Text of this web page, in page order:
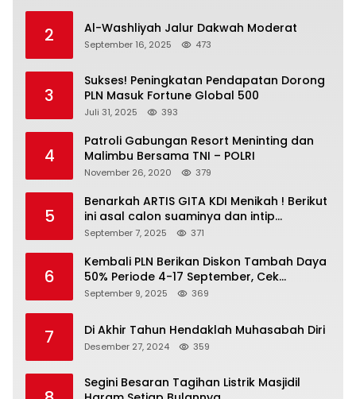
2 Al-Washliyah Jalur Dakwah Moderat
September 16, 2025 473
3
Sukses! Peningkatan Pendapatan Dorong
PLN Masuk Fortune Global 500
Juli 31, 2025 393
4
Patroli Gabungan Resort Meninting dan
Malimbu Bersama TNI – POLRI
November 26, 2020 379
5
Benarkah ARTIS GITA KDI Menikah ! Berikut
ini asal calon suaminya dan intip
undangannya
September 7, 2025 371
6
Kembali PLN Berikan Diskon Tambah Daya
50% Periode 4-17 September, Cek
Ketentuannya!
September 9, 2025 369
7 Di Akhir Tahun Hendaklah Muhasabah Diri
Desember 27, 2024 359
Segini Besaran Tagihan Listrik Masjidil